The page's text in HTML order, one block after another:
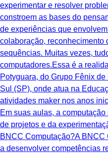
experimentar e resolver
constroem as bases do
de experiências que
colaboração, reconhecimento
sequências. Muitas vezes,
computadores.Essa é a
Potyguara, do Grupo Fênix
Sul (SP), onde atua na
atividades maker nos anos
Em suas aulas, a
de projetos e da
BNCC Computação?A
a desenvolver competências